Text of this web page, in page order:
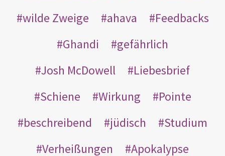
wilde Zweige
ahava
Feedbacks
Ghandi
gefährlich
Josh McDowell
Liebesbrief
Schiene
Wirkung
Pointe
beschreibend
jüdisch
Studium
Verheißungen
Apokalypse